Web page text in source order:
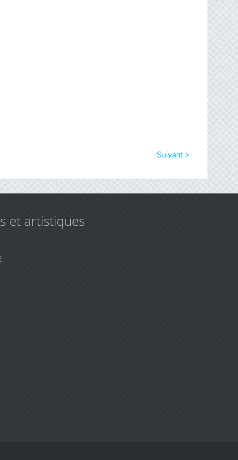
Suivant >
et artistiques